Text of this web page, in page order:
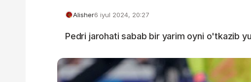
Alisher6 iyul 2024, 20:27
Pedri jarohati sabab bir yarim oyni o'tkazib